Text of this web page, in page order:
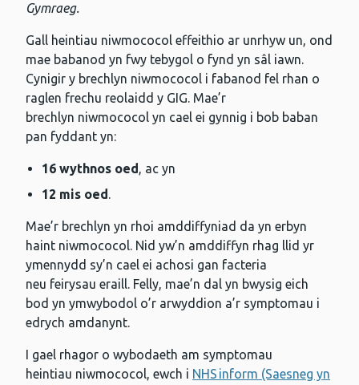
Gymraeg.
Gall heintiau niwmococol effeithio ar unrhyw un, ond
mae babanod yn fwy tebygol o fynd yn sâl iawn.
Cynigir y brechlyn niwmococol i fabanod fel rhan o
raglen frechu reolaidd y GIG. Mae’r
brechlyn niwmococol yn cael ei gynnig i bob baban
pan fyddant yn:
16 wythnos oed, ac yn
12 mis oed.
Mae’r brechlyn yn rhoi amddiffyniad da yn erbyn
haint niwmococol. Nid yw’n amddiffyn rhag llid yr
ymennydd sy’n cael ei achosi gan facteria
neu feirysau eraill. Felly, mae’n dal yn bwysig eich
bod yn ymwybodol o’r arwyddion a’r symptomau i
edrych amdanynt.
I gael rhagor o wybodaeth am symptomau
heintiau niwmococol, ewch i NHS inform (Saesneg yn